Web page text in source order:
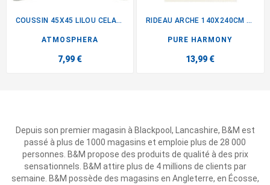
COUSSIN 45X45 LILOU CELADON
ATMOSPHERA
7,99 €
RIDEAU ARCHE 140X240CM BLANC
PURE HARMONY
13,99 €
Depuis son premier magasin à Blackpool, Lancashire, B&M est
passé à plus de 1000 magasins et emploie plus de 28 000
personnes. B&M propose des produits de qualité à des prix
sensationnels. B&M attire plus de 4 millions de clients par
semaine. B&M possède des magasins en Angleterre, en Écosse,